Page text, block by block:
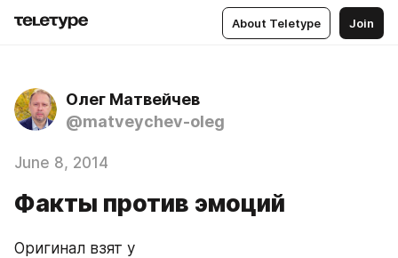
About Teletype Join
Олег Матвейчев
@matveychev-oleg
June 8, 2014
Факты против эмоций
Оригинал взят у